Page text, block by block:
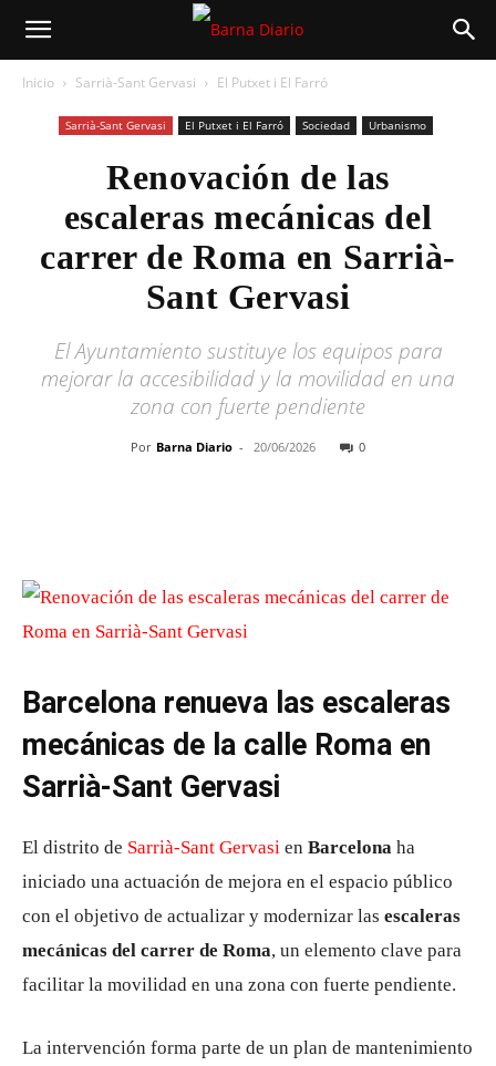
Inicio Sarrià-Sant Gervasi El Putxet i El Farró
Sarrià-Sant Gervasi El Putxet i El Farró Sociedad Urbanismo
Renovación de las
escaleras mecánicas del
carrer de Roma en Sarrià-
Sant Gervasi
El Ayuntamiento sustituye los equipos para
mejorar la accesibilidad y la movilidad en una
zona con fuerte pendiente
Por Barna Diario - 20/06/2026 0
Barcelona renueva las escaleras
mecánicas de la calle Roma en
Sarrià-Sant Gervasi
El distrito de Sarrià-Sant Gervasi en Barcelona ha
iniciado una actuación de mejora en el espacio público
con el objetivo de actualizar y modernizar las escaleras
mecánicas del carrer de Roma, un elemento clave para
facilitar la movilidad en una zona con fuerte pendiente.
La intervención forma parte de un plan de mantenimiento